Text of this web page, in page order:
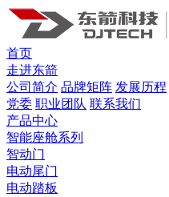
首页
走进东箭
公司简介 品牌矩阵 发展历程
党委 职业团队 联系我们
产品中心
智能座舱系列
智动门
电动尾门
电动踏板